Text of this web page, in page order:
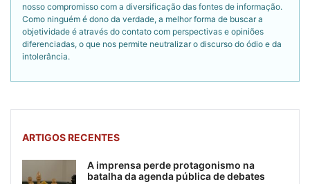
nosso compromisso com a diversificação das fontes de informação.
Como ninguém é dono da verdade, a melhor forma de buscar a
objetividade é através do contato com perspectivas e opiniões
diferenciadas, o que nos permite neutralizar o discurso do ódio e da
intolerância.
ARTIGOS RECENTES
A imprensa perde protagonismo na
batalha da agenda pública de debates